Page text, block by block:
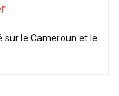
sur le Cameroun et le